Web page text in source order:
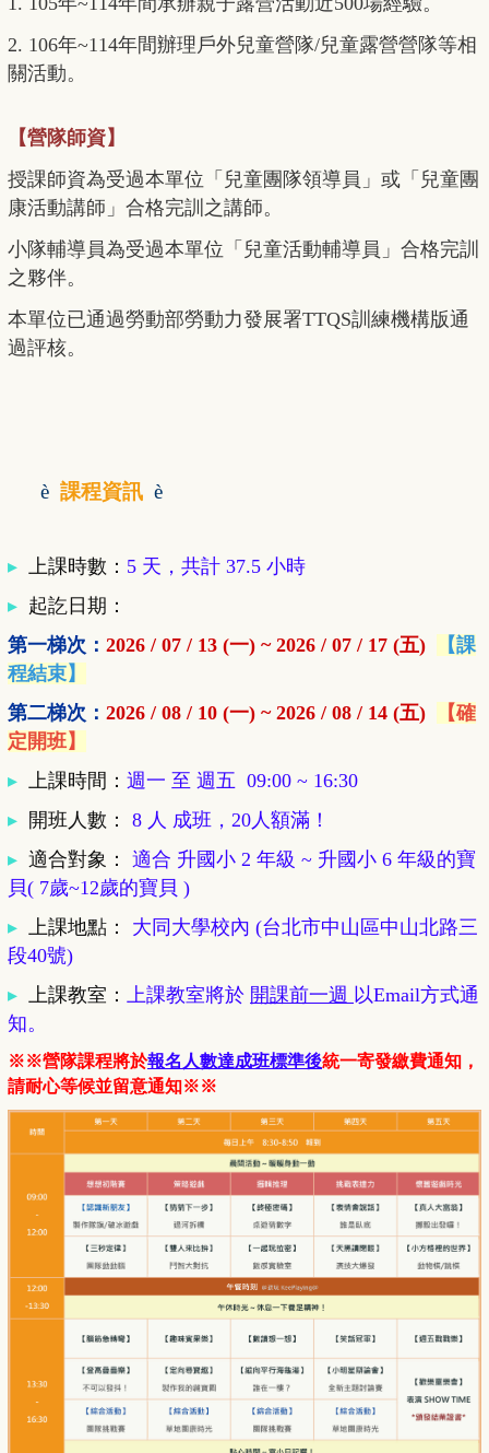
2. 106年~114年間辦理戶外兒童營隊/兒童露營營隊等相
關活動。
【營隊師資】
授課師資為受過本單位「兒童團隊領導員」或「兒童團
康活動講師」合格完訓之講師。
小隊輔導員為受過本單位「兒童活動輔導員」合格完訓
之夥伴。
本單位已通過勞動部勞動力發展署TTQS訓練機構版通
過評核。
è 課程資訊 è
▸ 上課時數： 5 天，共計 37.5 小時
▸ 起訖日期：
第一梯次： 2026 / 07 / 13 (一) ~ 2026 / 07 / 17 (五)
【課
程結束】
第二梯次： 2026 / 08 / 10 (一) ~ 2026 / 08 / 14 (五)
【確
定開班】
▸ 上課時間： 週一 至 週五 09:00 ~ 16:30
▸ 開班人數 ：
8 人 成班，20人額滿！
▸ 適合對象 ： 適合 升國小 2 年級 ~ 升國小 6 年級的寶
貝( 7歲~12歲的寶貝 )
▸ 上課地點 ：
大同大學校內 (台北市中山區中山北路三
段40號)
▸ 上課教室 ： 上課教室將於 開課前一週 以Email方式通
知。
※※營隊課程將於報名人數達成班標準後統一寄發繳費通知，
請耐心等候並留意通知※※